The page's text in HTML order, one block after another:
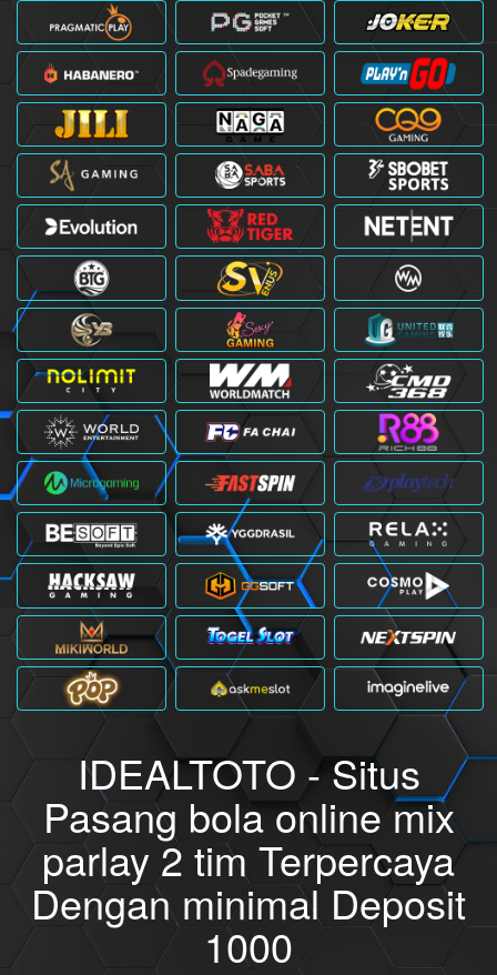
IDEALTOTO - Situs
Pasang bola online mix
parlay 2 tim Terpercaya
Dengan minimal Deposit
1000